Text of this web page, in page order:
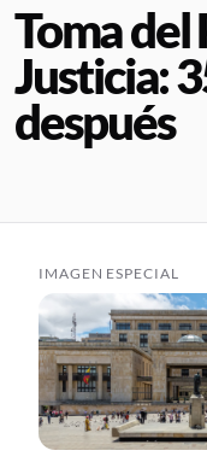
Toma del
Justicia:
después
IMAGEN ESPECIAL